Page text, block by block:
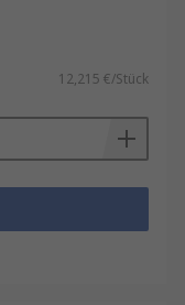
12,215 €/Stück